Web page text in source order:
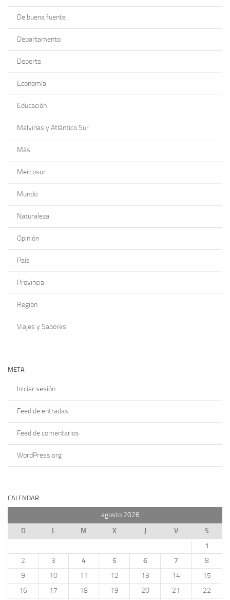
De buena fuente
Departamento
Deporte
Economía
Educación
Malvinas y Atlántico Sur
Más
Mercosur
Mundo
Naturaleza
Opinión
País
Provincia
Región
Viajes y Sabores
META
Iniciar sesión
Feed de entradas
Feed de comentarios
WordPress.org
CALENDAR
agosto 2026
D
L M X J V
S
1
2
3 4 5 6 7
8
9
10 11 12 13 14
15
16
17 18 19 20 21
22